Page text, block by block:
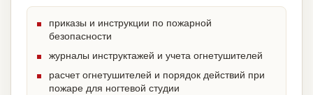
приказы и инструкции по пожарной
безопасности
журналы инструктажей и учета огнетушителей
расчет огнетушителей и порядок действий при
пожаре для ногтевой студии